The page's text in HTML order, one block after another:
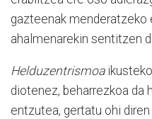
gazteenak menderatzeko
ahalmenarekin sentitzen
Helduzentrismoa
diotenez, beharrezkoa da
entzutea, gertatu ohi